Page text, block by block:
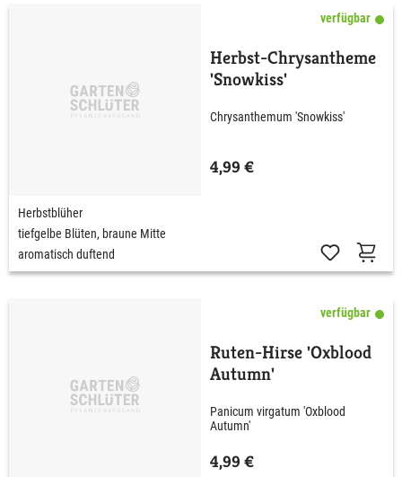
verfügbar
Herbst-Chrysantheme
'Snowkiss'
Chrysanthemum 'Snowkiss'
4,99 €
Herbstblüher
tiefgelbe Blüten, braune Mitte
aromatisch duftend
verfügbar
Ruten-Hirse 'Oxblood
Autumn'
Panicum virgatum 'Oxblood
Autumn'
4,99 €